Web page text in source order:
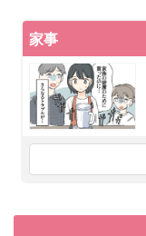
家事